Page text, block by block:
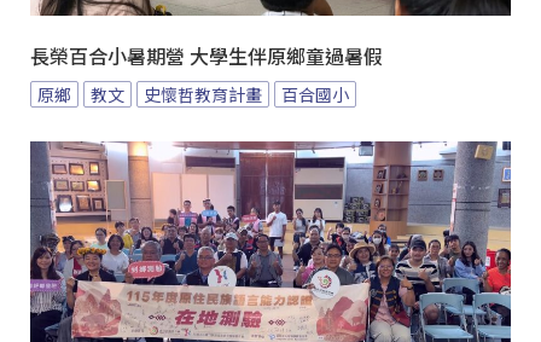
長榮百合小暑期營 大學生伴原鄉童過暑假
原鄉 教文 史懷哲教育計畫 百合國小